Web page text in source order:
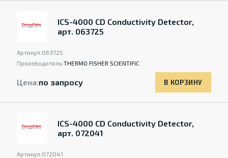
ICS-4000 CD Conductivity Detector,
арт. 063725
Артикул:063725
Производитель:THERMO FISHER SCIENTIFIC
Цена:по запросу В КОРЗИНУ
ICS-4000 CD Conductivity Detector,
арт. 072041
Артикул:072041